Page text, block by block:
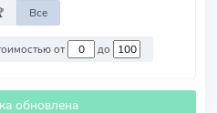
Все
Против команд со стоимостью от до
обновлена